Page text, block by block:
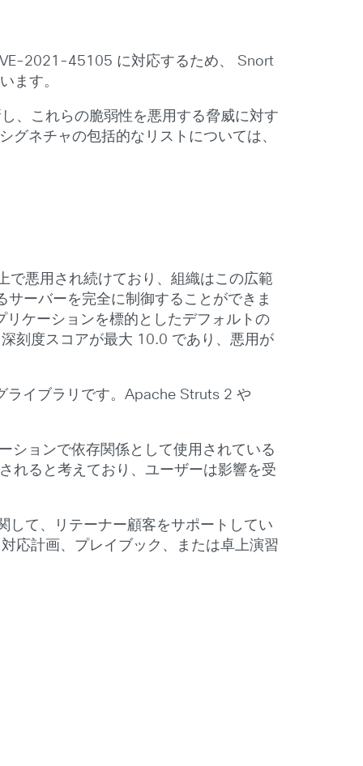
2021-45105 に対応するため、 Snort
ます。
、これらの脆弱性を悪用する脅威に対す
ネチャの包括的なリストについては、
悪用され続けており、組織はこの広範
ーバーを完全に制御することができま
ケーションを標的としたデフォルトの
刻度スコアが最大 10.0 であり、悪用が
イブラリです。Apache Struts 2 や
ションで依存関係として使用されている
れると考えており、ユーザーは影響を受
て、リテーナー顧客をサポートしてい
応計画、プレイブック、または卓上演習